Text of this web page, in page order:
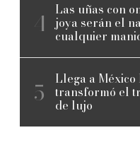
Las uñas con
joya serán el
cualquier
Llega a
transformó el
de lujo